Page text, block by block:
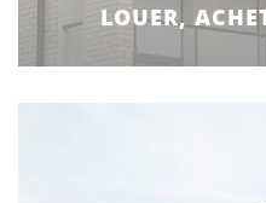
LOUER,